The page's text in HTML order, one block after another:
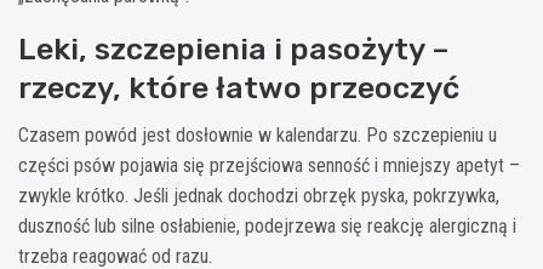
Leki, szczepienia i pasożyty –
rzeczy, które łatwo przeoczyć
Czasem powód jest dosłownie w kalendarzu. Po szczepieniu u
części psów pojawia się przejściowa senność i mniejszy apetyt –
zwykle krótko. Jeśli jednak dochodzi obrzęk pyska, pokrzywka,
duszność lub silne osłabienie, podejrzewa się reakcję alergiczną i
trzeba reagować od razu.